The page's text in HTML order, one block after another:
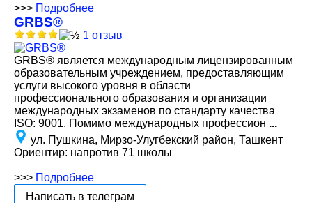
>>> Подробнее
GRBS®
1 отзыв
GRBS® является международным лицензированным
образовательным учреждением, предоставляющим
услуги высокого уровня в области
профессионального образования и организации
международных экзаменов по стандарту качества
ISO: 9001. Помимо международных профессион ...
ул. Пушкина, Мирзо-Улугбекский район, Ташкент
Ориентир: напротив 71 школы
>>> Подробнее
Написать в телеграм